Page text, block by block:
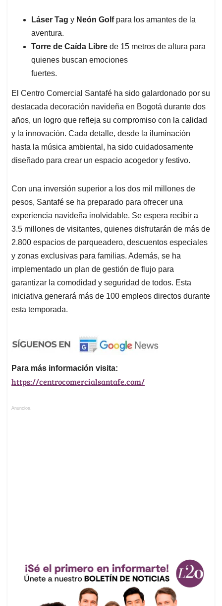
Láser Tag y Neón Golf para los amantes de la
aventura.
Torre de Caída Libre de 15 metros de altura para
quienes buscan emociones
fuertes.
El Centro Comercial Santafé ha sido galardonado por su
destacada decoración navideña en Bogotá durante dos
años, un logro que refleja su compromiso con la calidad
y la innovación. Cada detalle, desde la iluminación
hasta la música ambiental, ha sido cuidadosamente
diseñado para crear un espacio acogedor y festivo.
Con una inversión superior a los dos mil millones de
pesos, Santafé se ha preparado para ofrecer una
experiencia navideña inolvidable. Se espera recibir a
3.5 millones de visitantes, quienes disfrutarán de más de
2.800 espacios de parqueadero, descuentos especiales
y zonas exclusivas para familias. Además, se ha
implementado un plan de gestión de flujo para
garantizar la comodidad y seguridad de todos. Esta
iniciativa generará más de 100 empleos directos durante
esta temporada.
Para más información visita:
https://centrocomercialsantafe.com/
Anuncios.